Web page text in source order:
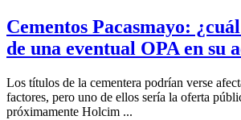
Cementos Pacasmayo:
de una eventual OPA en su
Los títulos de la cementera podrían verse
factores, pero uno de ellos sería la oferta
próximamente Holcim ...